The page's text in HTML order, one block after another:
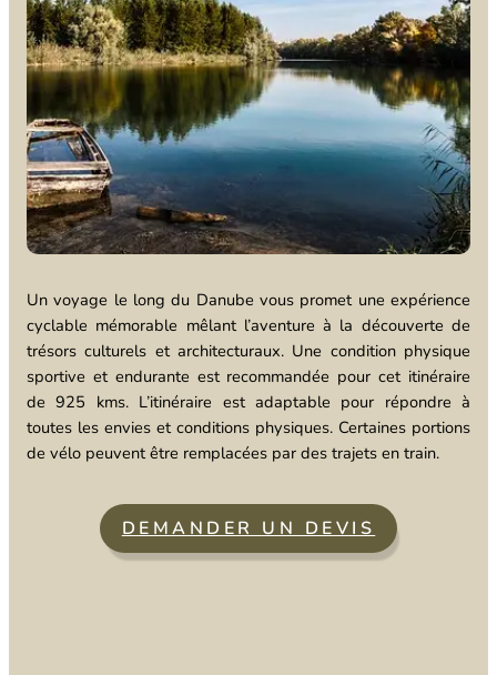
Un voyage le long du Danube vous promet une expérience
cyclable mémorable mêlant l’aventure à la découverte de
trésors culturels et architecturaux. Une condition physique
sportive et endurante est recommandée pour cet itinéraire
de 925 kms. L’itinéraire est adaptable pour répondre à
toutes les envies et conditions physiques. Certaines portions
de vélo peuvent être remplacées par des trajets en train.
DEMANDER UN DEVIS